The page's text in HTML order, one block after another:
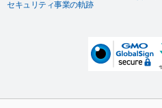
セキュリティ事業の軌跡